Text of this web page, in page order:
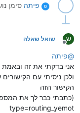
פ פיתה סימן
ש
מנותק
שואל שאלה
@פיתה
אני בדקתי את זה
ולכן ניסיתי עם
הקישור הזה
(כתבתי כבר לך את
type=routing_yemot